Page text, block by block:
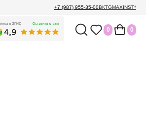
+7 (987) 955-35-00ВКTGMAXINST*
0 0